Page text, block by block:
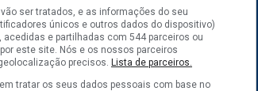
ser tratados, e as informações do seu
únicos e outros dados do dispositivo)
acedidas e partilhadas com 544 parceiros ou
este site. Nós e os nossos parceiros
precisos. Lista de parceiros.
tratar os seus dados pessoais com base no